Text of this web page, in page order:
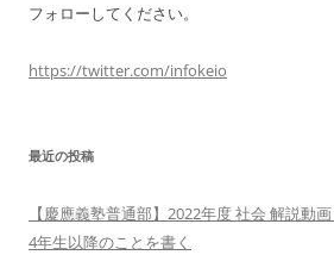
フォローしてください。
https://twitter.com/infokeio
最近の投稿
【慶應義塾普通部】2022年度 社会 解説動
4年生以降のことを書く